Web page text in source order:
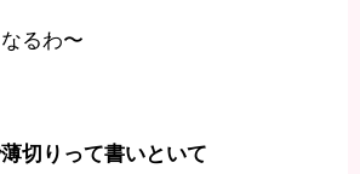
るわ〜
切りって書いといて